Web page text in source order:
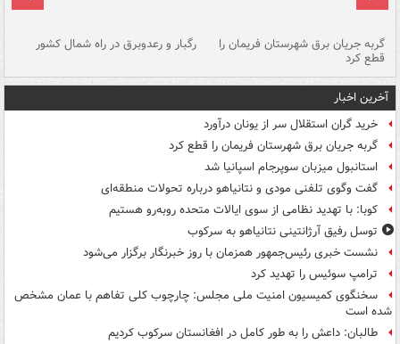
گربه جریان برق شهرستان فریمان را
قطع کرد
رگبار و رعدوبرق در راه شمال کشور
آخرین اخبار
خرید گران استقلال سر از یونان درآورد
گربه جریان برق شهرستان فریمان را قطع کرد
استانبول میزبان سوپرجام اسپانیا شد
گفت وگوی تلفنی مودی و نتانیاهو درباره تحولات منطقه‌ای
کوبا: با تهدید نظامی از سوی ایالات متحده روبه‌رو هستیم
توسل رفیق آرژانتینی نتانیاهو به سرکوب
نشست خبری رئیس‌جمهور همزمان با روز خبرنگار برگزار می‌شود
ترامپ سوئیس را تهدید کرد
سخنگوی کمیسیون امنیت ملی مجلس: چارچوب کلی تفاهم با عمان مشخص
شده است
طالبان: داعش را به طور کامل در افغانستان سرکوب کردیم